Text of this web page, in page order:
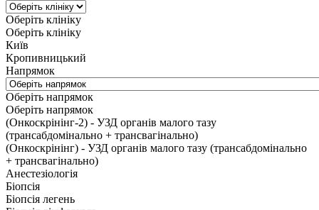
Оберіть клініку
Оберіть клініку
Київ
Кропивницький
Напрямок
Оберіть напрямок
Оберіть напрямок
(Онкоскрінінг-2) - УЗД органів малого тазу
(трансабдомінально + трансвагінально)
(Онкоскрінінг) - УЗД органів малого тазу (трансабдомінально
+ трансвагінально)
Анестезіологія
Біопсія
Біопсія легень